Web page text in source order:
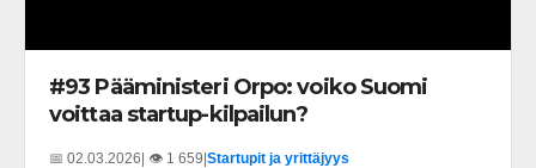
#93 Pääministeri Orpo: voiko Suomi
voittaa startup-kilpailun?
📅 02.03.2026| 👁️ 1 659|Startupit ja yrittäjyys